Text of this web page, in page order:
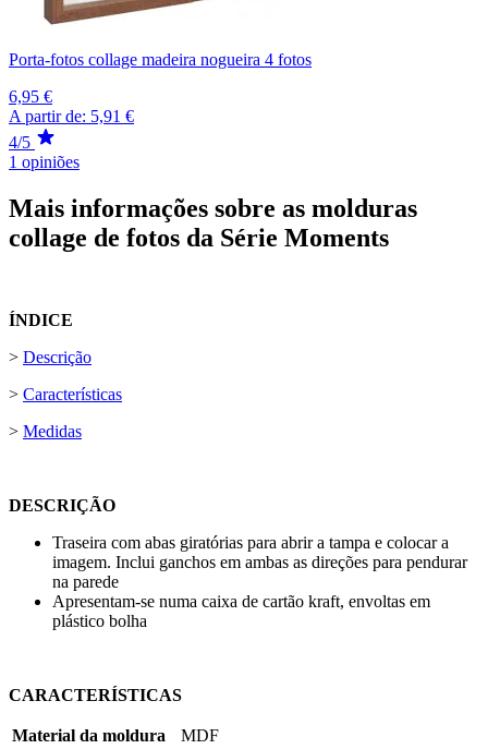
Porta-fotos collage madeira nogueira 4 fotos
6,95 €
A partir de: 5,91 €
4/5
1 opiniões
Mais informações sobre as molduras
collage de fotos da Série Moments
ÍNDICE
> Descrição
> Características
> Medidas
DESCRIÇÃO
Traseira com abas giratórias para abrir a tampa e colocar a
imagem. Inclui ganchos em ambas as direções para pendurar
na parede
Apresentam-se numa caixa de cartão kraft, envoltas em
plástico bolha
CARACTERÍSTICAS
Material da moldura
MDF